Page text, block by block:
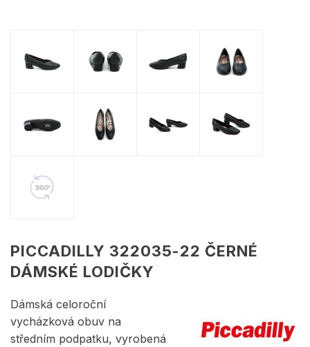
PICCADILLY 322035-22 ČERNÉ
DÁMSKÉ LODIČKY
Dámská celoroční
vycházková obuv na
středním podpatku, vyrobená